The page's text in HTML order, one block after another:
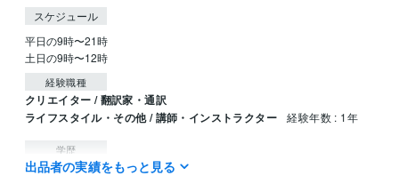
スケジュール
平日の9時〜21時
土日の9時〜12時
経験職種
クリエイター / 翻訳家・通訳
ライフスタイル・その他 / 講師・インストラクター
経験年数 : 1年
学歴
筑波大学 2020年3月 ~ 現在
出品者の実績をもっと見る